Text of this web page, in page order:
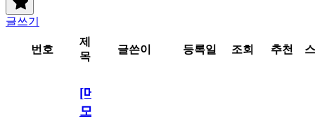
글쓰기
번호
제
목
글쓴이 등록일 조회 추천
[메
모